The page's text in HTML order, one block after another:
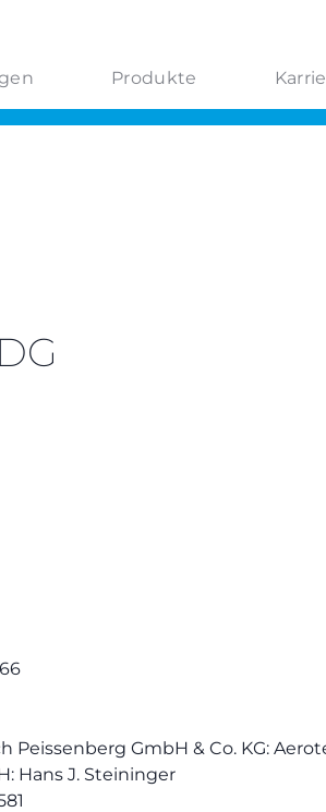
Produkte
GmbH & Co. KG:
Hans J. Steininger